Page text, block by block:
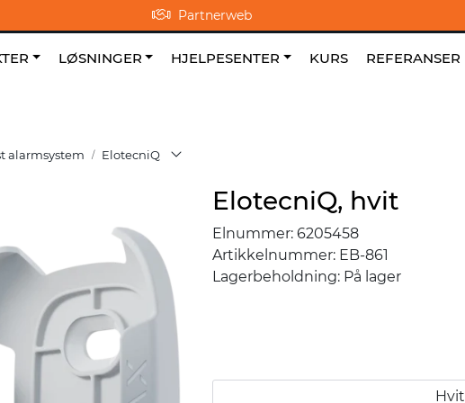
Partnerweb
| Om oss Favoritter NO|EN|FI
LØSNINGER HJELPESENTER KURS REFERANSER
alarmsystem ElotecniQ
ElotecniQ, hvit
Elnummer: 6205458
Artikkelnummer: EB-861
Lagerbeholdning: På lager
Hvit